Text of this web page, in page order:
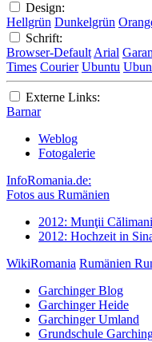
Design:
Hellgrün Dunkelgrün
Schrift:
Browser-Default Arial
Times Courier Ubuntu
Externe Links:
Barnar
Weblog
Fotogalerie
InfoRomania.de:
Fotos aus Rumänien
2012: Munţii Călimani
2012: Hochzeit in
WikiRomania Rumänien
Garchinger Blog
Garchinger Heide
Garchinger Umland
Grundschule